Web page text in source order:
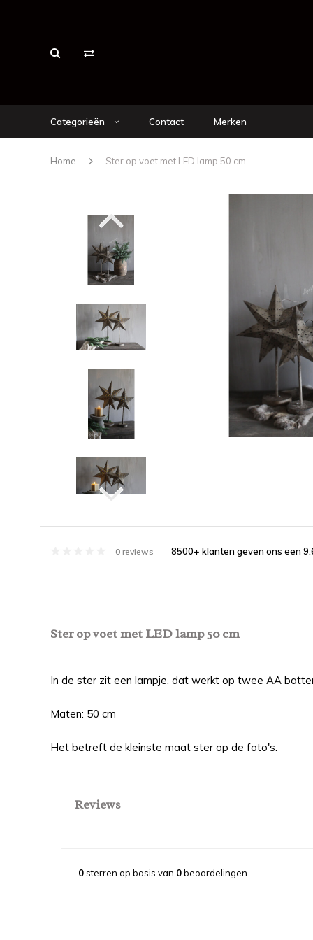
Categorieën Contact Merken
Home Ster op voet met LED lamp 50 cm
0 reviews 8500+ klanten geven ons een
Ster op voet met LED lamp 50 cm
In de ster zit een lampje, dat werkt op twee AA
Maten: 50 cm
Het betreft de kleinste maat ster op de foto's.
Reviews
0sterren op basis van 0beoordelingen